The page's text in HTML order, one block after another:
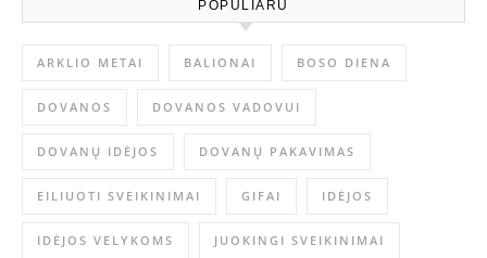
POPULIARU
ARKLIO METAI BALIONAI BOSO DIENA
DOVANOS DOVANOS VADOVUI
DOVANŲ IDĖJOS DOVANŲ PAKAVIMAS
EILIUOTI SVEIKINIMAI GIFAI IDĖJOS
IDĖJOS VELYKOMS JUOKINGI SVEIKINIMAI